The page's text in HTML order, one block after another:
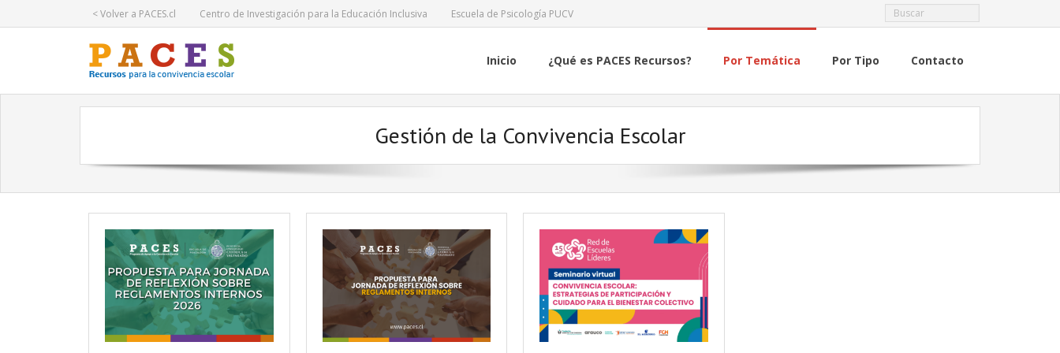
< Volver a PACES.cl Centro de Investigación para la Educación Inclusiva Escuela de Psicología PUCV
Inicio ¿Qué es PACES Recursos? Por Temática Por Tipo Contacto
Gestión de la Convivencia Escolar